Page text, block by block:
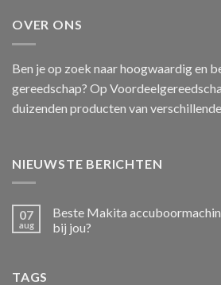
OVER ONS
Ben je op zoek naar hoogwaardig en
gereedschap? Op
duizenden producten van
NIEUWSTE BERICHTEN
07
aug
Beste Makita
bij jou?
TAGS